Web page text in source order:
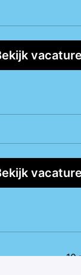
vacature
vacature
10